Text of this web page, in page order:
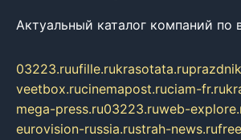
Актуальный каталог компаний по
03223.ruufille.rukrasotata.ru
veetbox.rucinemapost.ruciam-fr.ru
mega-press.ru03223.ruweb-
eurovision-russia.rustrah-news.ru